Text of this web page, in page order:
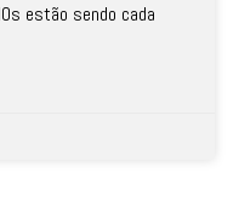
estão sendo cada